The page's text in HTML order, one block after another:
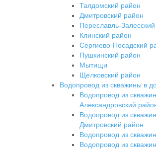
Талдомский район
Дмитровский район
Переславль-Залесский
Клинский район
Сергиево-Посадский
Пушкинский район
Мытищи
Щелковский район
Водопровод из скважины в
Водопровод из
Александровский
Водопровод из
Дмитровский район
Водопровод из
Водопровод из